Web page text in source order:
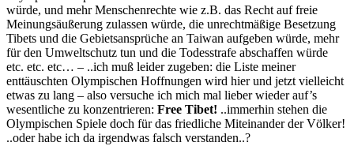
würde, und mehr Menschenrechte wie z.B. das Recht auf freie
Meinungsäußerung zulassen würde, die unrechtmäßige Besetzung
Tibets und die Gebietsansprüche an Taiwan aufgeben würde, mehr
für den Umweltschutz tun und die Todesstrafe abschaffen würde
etc. etc. etc… – ..ich muß leider zugeben: die Liste meiner
enttäuschten Olympischen Hoffnungen wird hier und jetzt vielleicht
etwas zu lang – also versuche ich mich mal lieber wieder auf’s
wesentliche zu konzentrieren: Free Tibet! ..immerhin stehen die
Olympischen Spiele doch für das friedliche Miteinander der Völker!
..oder habe ich da irgendwas falsch verstanden..?